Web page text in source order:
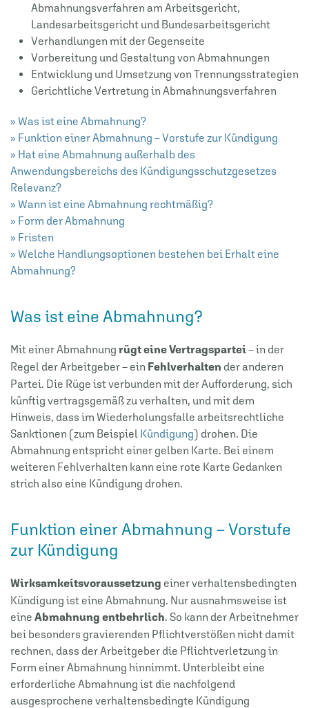
Abmahnungsverfahren am Arbeitsgericht,
Landesarbeitsgericht und Bundesarbeitsgericht
Verhandlungen mit der Gegenseite
Vorbereitung und Gestaltung von Abmahnungen
Entwicklung und Umsetzung von Trennungsstrategien
Gerichtliche Vertretung in Abmahnungsverfahren
» Was ist eine Abmahnung?
» Funktion einer Abmahnung – Vorstufe zur Kündigung
» Hat eine Abmahnung außerhalb des
Anwendungsbereichs des Kündigungsschutzgesetzes
Relevanz?
» Wann ist eine Abmahnung rechtmäßig?
» Form der Abmahnung
» Fristen
» Welche Handlungsoptionen bestehen bei Erhalt eine
Abmahnung?
Was ist eine Abmahnung?
Mit einer Abmahnung rügt eine Vertragspartei– in der
Regel der Arbeitgeber – ein Fehlverhalten der anderen
Partei. Die Rüge ist verbunden mit der Aufforderung, sich
künftig vertragsgemäß zu verhalten, und mit dem
Hinweis, dass im Wiederholungsfalle arbeitsrechtliche
Sanktionen (zum Beispiel Kündigung) drohen. Die
Abmahnung entspricht einer gelben Karte. Bei einem
weiteren Fehlverhalten kann eine rote Karte Gedanken
strich also eine Kündigung drohen.
Funktion einer Abmahnung – Vorstufe
zur Kündigung
Wirksamkeitsvoraussetzung einer verhaltensbedingten
Kündigung ist eine Abmahnung. Nur ausnahmsweise ist
eine Abmahnung entbehrlich . So kann der Arbeitnehmer
bei besonders gravierenden Pflichtverstößen nicht damit
rechnen, dass der Arbeitgeber die Pflichtverletzung in
Form einer Abmahnung hinnimmt. Unterbleibt eine
erforderliche Abmahnung ist die nachfolgend
ausgesprochene verhaltensbedingte Kündigung